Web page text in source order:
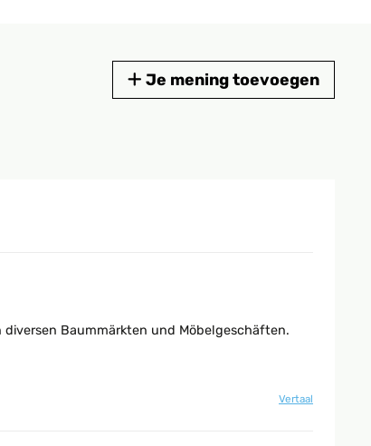
Je mening toevoegen
Baummärkten und Möbelgeschäften.
Vertaal